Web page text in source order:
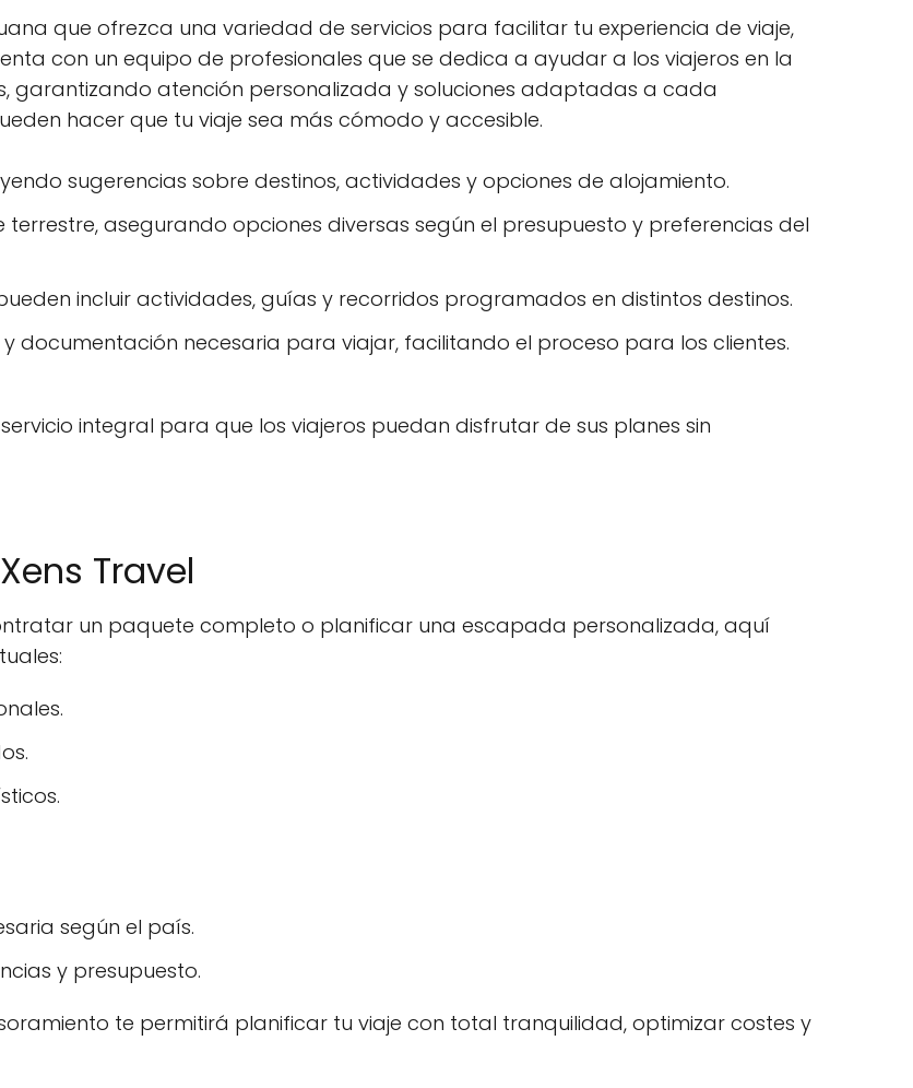
que ofrezca una variedad de servicios para facilitar tu experiencia de viaje,
con un equipo de profesionales que se dedica a ayudar a los viajeros en la
garantizando atención personalizada y soluciones adaptadas a cada
hacer que tu viaje sea más cómodo y accesible.
sugerencias sobre destinos, actividades y opciones de alojamiento.
asegurando opciones diversas según el presupuesto y preferencias del
incluir actividades, guías y recorridos programados en distintos destinos.
documentación necesaria para viajar, facilitando el proceso para los clientes.
integral para que los viajeros puedan disfrutar de sus planes sin
Travel
un paquete completo o planificar una escapada personalizada, aquí
según el país.
y presupuesto.
te permitirá planificar tu viaje con total tranquilidad, optimizar costes y